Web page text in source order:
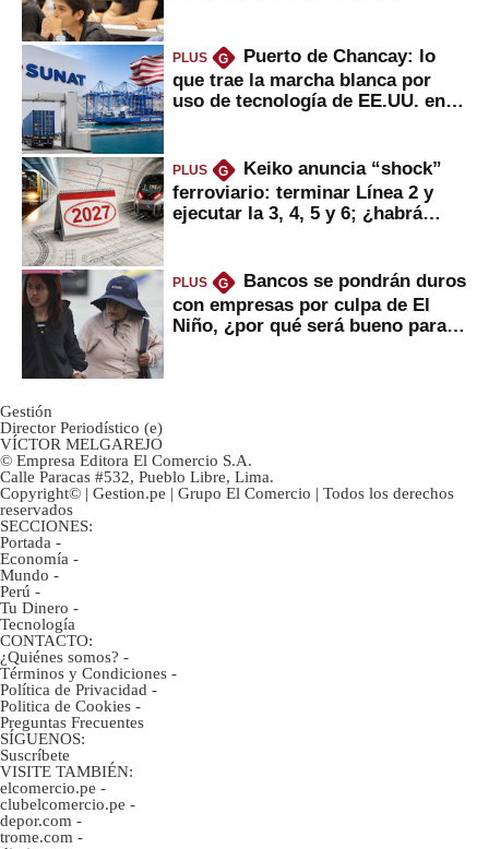
PLUS G
Puerto de Chancay: lo
que trae la marcha blanca por
uso de tecnología de EE.UU. en
PLUS G
Keiko anuncia “shock”
ferroviario: terminar Línea 2 y
ejecutar la 3, 4, 5 y 6; ¿habrá
PLUS G
Bancos se pondrán duros
con empresas por culpa de El
Niño, ¿por qué será bueno para
Gestión
Director Periodístico (e)
VÍCTOR MELGAREJO
© Empresa Editora El Comercio S.A.
Calle Paracas #532, Pueblo Libre, Lima.
Copyright© | Gestion.pe | Grupo El Comercio | Todos los derechos
reservados
SECCIONES:
Portada -
Economía -
Mundo -
Perú -
Tu Dinero -
Tecnología
CONTACTO:
¿Quiénes somos? -
Términos y Condiciones -
Política de Privacidad -
Politica de Cookies -
Preguntas Frecuentes
SÍGUENOS:
Suscríbete
VISITE TAMBIÉN:
elcomercio.pe -
clubelcomercio.pe -
depor.com -
trome.com -